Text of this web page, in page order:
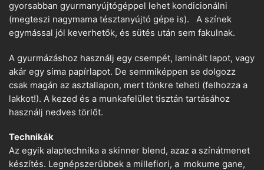
gyorsabban gyurmanyújtógéppel lehet kondicionálni
(megteszi nagymama tésztanyújtó gépe is). A színek
egymással jól keverhetők, és sütés után sem fakulnak.
A gyurmázáshoz használj egy csempét, laminált lapot, vagy
akár egy sima papírlapot. De semmiképpen se dolgozz
csak magán az asztallapon, mert tönkre teheti (felhozza a
lakkot!). A kezed és a munkafelület tisztán tartásához
használj nedves törlőt.
Technikák
Az egyik alaptechnika a skinner blend, azaz a színátmenet
készítés. Legnépszerűbbek a millefiori, a mokume gane,